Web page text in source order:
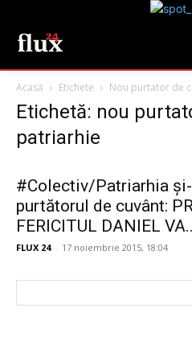
Acasă Etichete Nou purtator de
Etichetă: nou
patriarhie
#Colectiv/Patriarhia
purtătorul de cuvânt:
FERICITUL DANIEL
FLUX 24 - 17 noiembrie 2015, 18:04